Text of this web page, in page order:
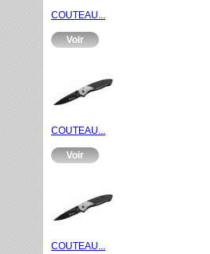
COUTEAU...
Voir
COUTEAU...
Voir
COUTEAU...